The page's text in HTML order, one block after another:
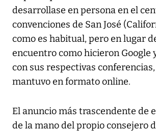
desarrollase en persona en el
convenciones de San José
como es habitual, pero en lugar
encuentro como hicieron Google
con sus respectivas
mantuvo en formato online.
El anuncio más trascendente de
de la mano del propio consejero